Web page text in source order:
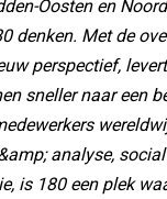
Oosten en
denken. Met de
perspectief,
sneller naar een
analyse,
is 180 een plek